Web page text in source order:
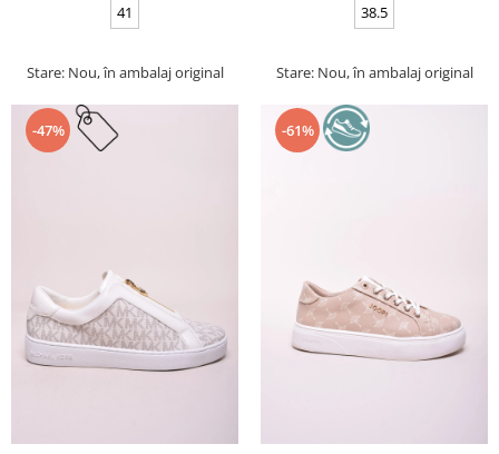
41
Stare: Nou, în ambalaj original
38.5
Stare: Nou, în ambalaj original
-47% -61%